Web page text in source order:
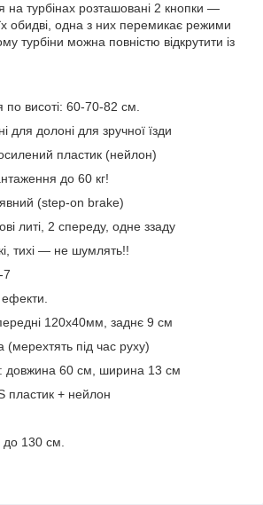
на турбінах розташовані 2 кнопки —
обидві, одна з них перемикає режими
турбіни можна повністю відкрутити із
по висоті: 60-70-82 см.
для долоні для зручної їзди
пластик (нейлон)
до 60 кг!
(step-on brake)
литі, 2 спереду, одне ззаду
тихі — не шумлять!!
7
ефекти.
120х40мм, заднє 9 см
(мерехтять під час руху)
довжина 60 см, ширина 13 см
пластик + нейлон
до 130 см.